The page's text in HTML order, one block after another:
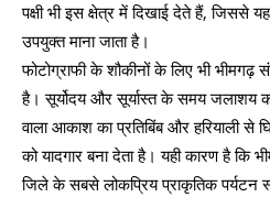
पक्षी भी इस क्षेत्र में दिखाई देते हैं, जिससे
उपयुक्त माना जाता है।
फोटोग्राफी के शौकीनों के लिए भी भीमगढ़
है। सूर्योदय और सूर्यास्त के समय जलाशय
वाला आकाश का प्रतिबिंब और हरियाली से
को यादगार बना देता है। यही कारण है कि
जिले के सबसे लोकप्रिय प्राकृतिक पर्यटन